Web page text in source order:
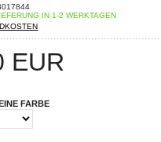
IN 1-2 WERKTAGEN
EUR
FARBE